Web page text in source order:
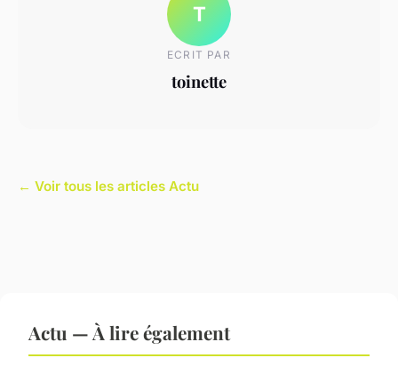
T
ECRIT PAR
toinette
← Voir tous les articles Actu
Actu — À lire également